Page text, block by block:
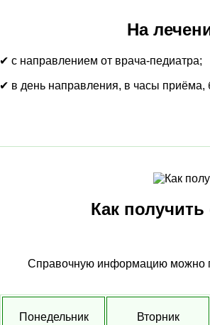
На
✔ с направлением от врача-педиатра;
✔ в день направления, в часы приёма,
Как
Справочную информацию можно
Понедельник Вторник